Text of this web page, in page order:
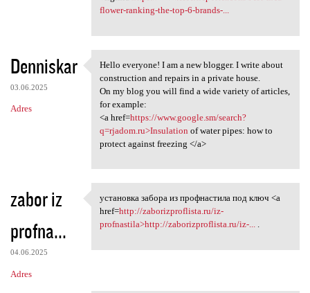
flower-ranking-the-top-6-brands-...
Denniskar
03.06.2025
Adres
Hello everyone! I am a new
Hello everyone! I am a new blogger. I write about
construction and repairs in a private house.
On my blog you will find a wide variety of articles,
for example:
<a href=https://www.google.sm/search?
q=rjadom.ru>Insulation of water pipes: how to
protect against freezing </a>
zabor iz
profna...
04.06.2025
Adres
установка забора из
установка забора из профнастила под ключ <a
href=http://zaborizproflista.ru/iz-
profnastila>http://zaborizproflista.ru/iz-....